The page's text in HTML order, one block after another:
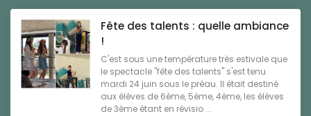
Fête des talents : quelle ambiance
!
C'est sous une température très estivale que
le spectacle "fête des talents" s'est tenu
mardi 24 juin sous le préau. Il était destiné
aux élèves de 6ème, 5ème, 4ème, les élèves
de 3ème étant en révisio ...